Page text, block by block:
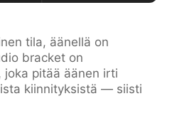
tila, äänellä on
bracket on
joka pitää äänen irti
kiinnityksistä — siisti